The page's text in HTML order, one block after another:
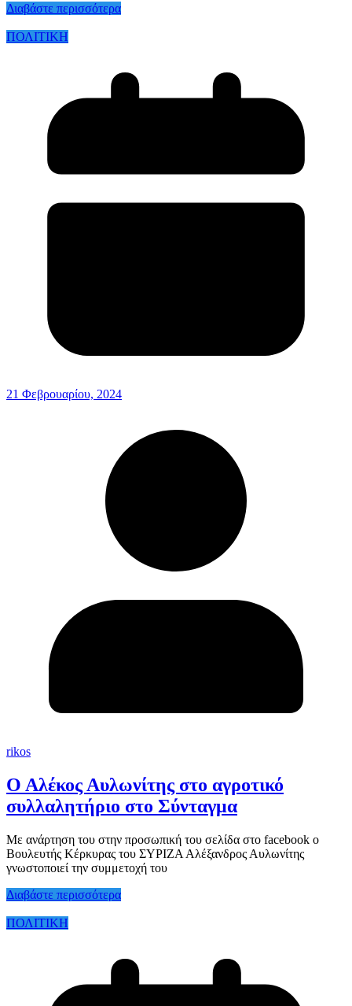
Διαβάστε περισσότερα
ΠΟΛΙΤΙΚΗ
21 Φεβρουαρίου, 2024
rikos
Ο Αλέκος Αυλωνίτης στο αγροτικό
συλλαλητήριο στο Σύνταγμα
Με ανάρτηση του στην προσωπική του σελίδα στο facebook ο
Βουλευτής Κέρκυρας του ΣΥΡΙΖΑ Αλέξανδρος Αυλωνίτης
γνωστοποιεί την συμμετοχή του
Διαβάστε περισσότερα
ΠΟΛΙΤΙΚΗ